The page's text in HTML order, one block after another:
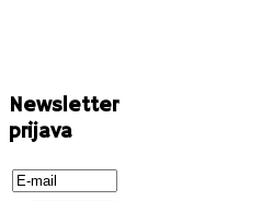
Newsletter
prijava